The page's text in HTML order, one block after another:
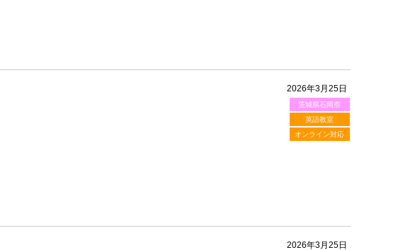
2026年3月25日
茨城県石岡市
英語教室
オンライン対応
2026年3月25日